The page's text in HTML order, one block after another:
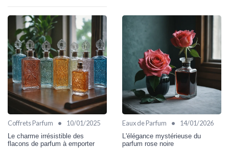
Coffrets Parfum • 10/01/2025
Le charme irrésistible des
flacons de parfum à emporter
Eaux de Parfum • 14/01/2026
L'élégance mystérieuse du
parfum rose noire